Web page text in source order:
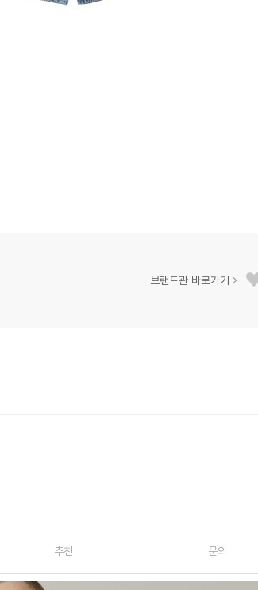
브랜드관 바로가기
추천 문의